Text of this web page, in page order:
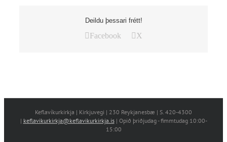
Deildu þessari frétt!
Facebook X
Keflavíkurkirkja | Kirkjuvegi | 230 Reykjanesbæ | S. 420-4300
| keflavikurkirkja@keflavikurkirkja.is| Opið þriðjudag - fimmtudag 10:00-
15:00